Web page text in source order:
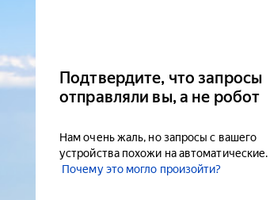
Подтвердите, что запросы
отправляли вы, а не робот
Нам очень жаль, но запросы с вашего
устройства похожи на автоматические.
Почему это могло произойти?